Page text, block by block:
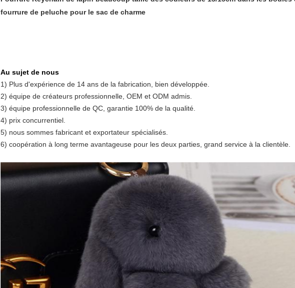
fourrure de peluche pour le sac de charme
Au sujet de nous
1) Plus d'expérience de 14 ans de la fabrication, bien développée.
2) équipe de créateurs professionnelle, OEM et ODM admis.
3) équipe professionnelle de QC, garantie 100% de la qualité.
4) prix concurrentiel.
5) nous sommes fabricant et exportateur spécialisés.
6) coopération à long terme avantageuse pour les deux parties, grand service à la clientèle.